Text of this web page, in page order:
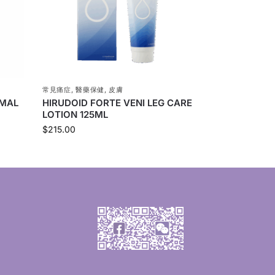
常見痛症 ,醫藥保健 皮膚
HIRUDOID FORTE VENI LEG CARE
LOTION 125ML
$215.00